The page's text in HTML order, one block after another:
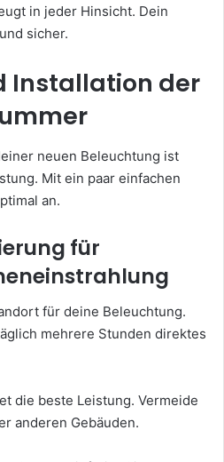
in jeder Hinsicht. Dein
sicher.
Installation der
neuen Beleuchtung ist
Mit ein paar einfachen
an.
für
für deine Beleuchtung.
mehrere Stunden direktes
die beste Leistung. Vermeide
anderen Gebäuden.